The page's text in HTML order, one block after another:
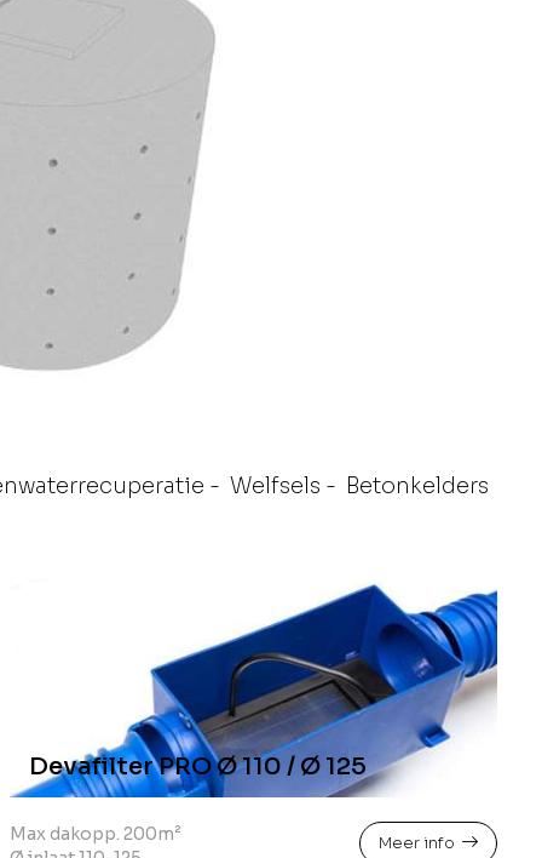
- Welfsels - Betonkelders
Devafilter PRO Ø 110 / Ø 125
Max dakopp. 200m²
Meer info